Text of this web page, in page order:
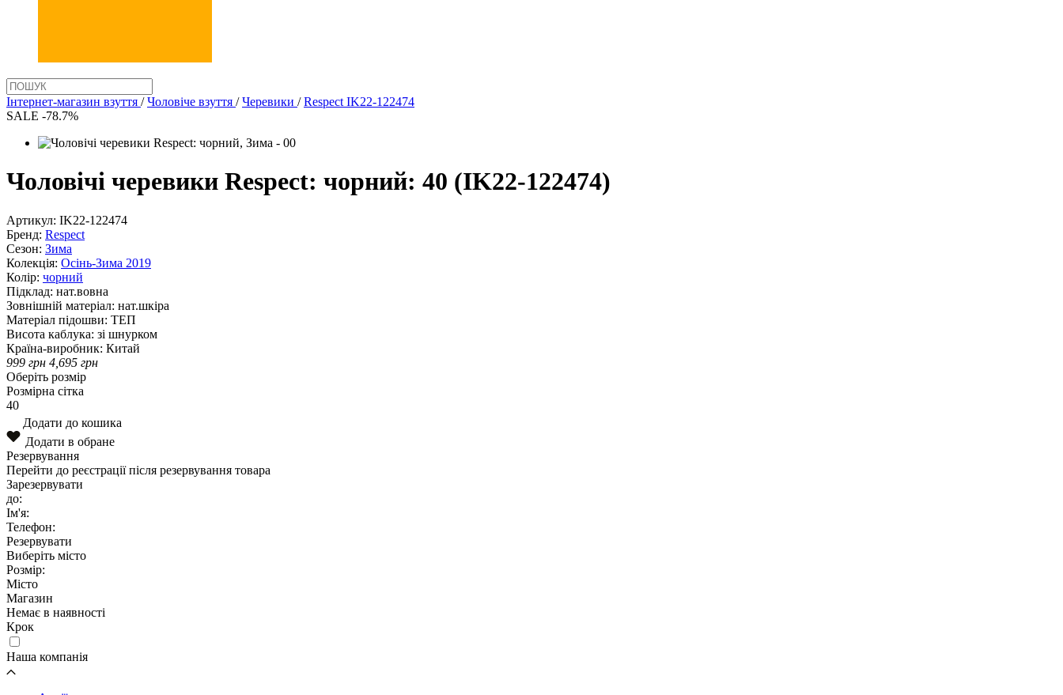
Інтернет-магазин взуття / Чоловіче взуття / Черевики / Respect IK22-122474
SALE -78.7%
Чоловічі черевики Respect: чорний: 40 (IK22-122474)
Артикул: IK22-122474
Бренд: Respect
Сезон: Зима
Колекція: Осінь-Зима 2019
Колір: чорний
Підклад: нат.вовна
Зовнішній матеріал: нат.шкіра
Матеріал підошви: ТЕП
Висота каблука: зі шнурком
Країна-виробник: Китай
999 грн 4,695 грн
Оберіть розмір
Розмірна сітка
40
Додати до кошика
Додати в обране
Резервування
Перейти до реєстрації після резервування товара
Зарезервувати
до:
Ім'я:
Телефон:
Резервувати
Виберіть місто
Розмір:
Місто
Магазин
Немає в наявності
Крок
Наша компанія